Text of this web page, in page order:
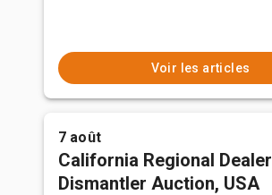
Voir les articles
7 août
California Regional Dealer
Dismantler Auction, USA